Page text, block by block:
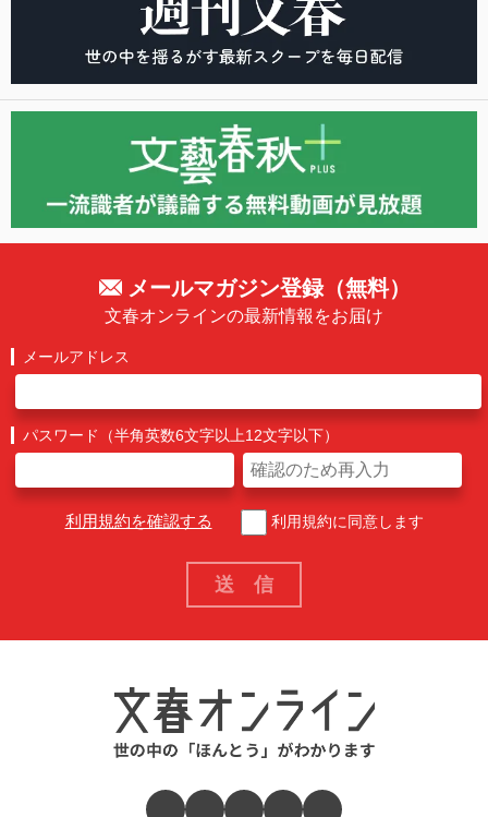
メールマガジン登録（無料）
文春オンラインの最新情報をお届け
メールアドレス
パスワード（半角英数6文字以上12文字以下）
利用規約を確認する 利用規約に同意します